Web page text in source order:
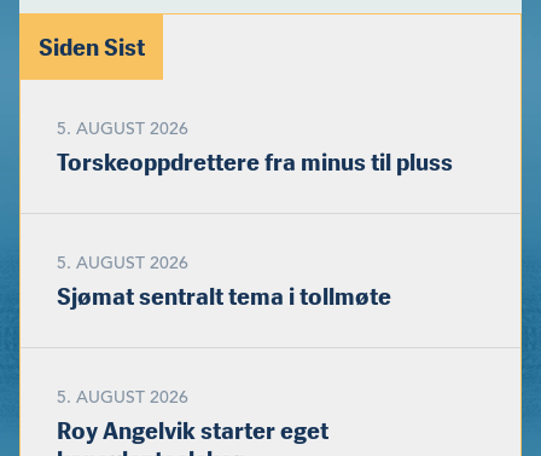
Siden Sist
5. AUGUST 2026
Torskeoppdrettere fra minus til pluss
5. AUGUST 2026
Sjømat sentralt tema i tollmøte
5. AUGUST 2026
Roy Angelvik starter eget